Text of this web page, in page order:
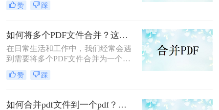
怎么合并到一起呢？本文将介绍三种
赞 踩
如何将多个PDF文件合并？这两个高效方法帮你解决！
在日常生活和工作中，我们经常会遇
到需要将多个PDF文件合并为一个的
情况，以便于查阅、分享或存档。那
么如何将多个PDF文件合并呢？本文
赞 踩
如何合并pdf文件到一个pdf？分享三种不同的方法来帮助您轻松合并！